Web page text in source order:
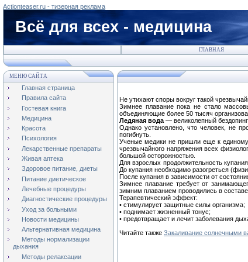
Actionteaser.ru - тизерная реклама
Всё для всех - медицина
ГЛАВНАЯ
МЕНЮ САЙТА
Главная страница
Правила сайта
Гостевая книга
Медицина
Красота
Психология
Лекарственные препараты
Живая аптека
Здоровое питание, диеты
Питание диетическое
Лечебные процедуры
Диагностические процедуры
Уход за больными
Новости медицины
Альтернативная медицина
Методы нормализации
дыхания
Методы релаксации
Не утихают споры вокруг такой
Зимнее плавание пока не стало
объединяющие более 50 тысяч
Ледяная вода — великолепный
Однако установлено, что человек, не
погибнуть.
Ученые медики не пришли еще к единому
чрезвычайного напряжения всех
большой осторожностью.
Для взрослых продолжительность
До купания необходимо разогреться
После купания в зависимости от
Зимнее плавание требует от
зимним плаванием проводились в
Терапевтический эффект:
• стимулирует защитные силы организма;
• поднимает жизненный тонус;
• предотвращает и лечит заболевания
Читайте также Закаливание солнечными